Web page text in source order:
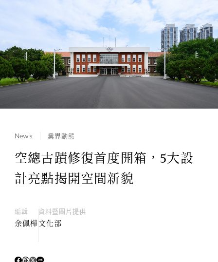
News 業界動態
空總古蹟修復首度開箱，5大設
計亮點揭開空間新貌
編輯
余佩樺
資料暨圖片提供
文化部